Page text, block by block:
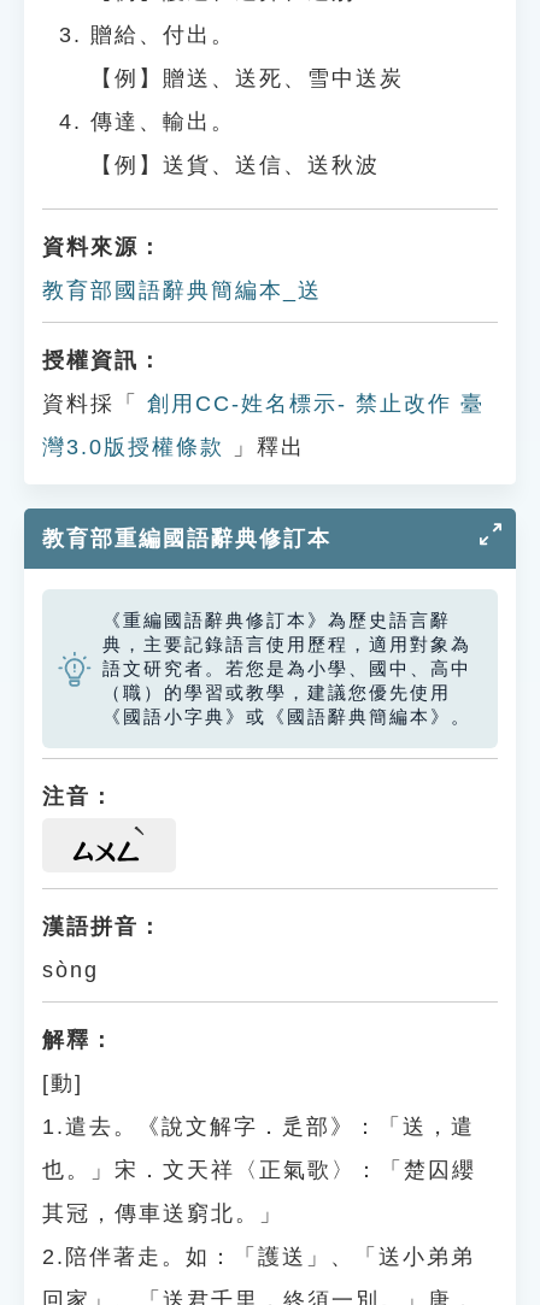
贈給、付出。
【例】贈送、送死、雪中送炭
傳達、輸出。
【例】送貨、送信、送秋波
資料來源：
教育部國語辭典簡編本_送
授權資訊：
資料採「
創用CC-姓名標示- 禁止改作 臺
灣3.0版授權條款
」釋出
教育部重編國語辭典修訂本
《重編國語辭典修訂本》為歷史語言辭
典，主要記錄語言使用歷程，適用對象為
語文研究者。若您是為小學、國中、高中
（職）的學習或教學，建議您優先使用
《國語小字典》或《國語辭典簡編本》。
注音：
ㄙㄨㄥ
漢語拼音：
sòng
解釋：
[動]
1.遣去。《說文解字．辵部》：「送，遣
也。」宋．文天祥〈正氣歌〉：「楚囚纓
其冠，傳車送窮北。」
2.陪伴著走。如：「護送」、「送小弟弟
回家」、「送君千里，終須一別。」唐．